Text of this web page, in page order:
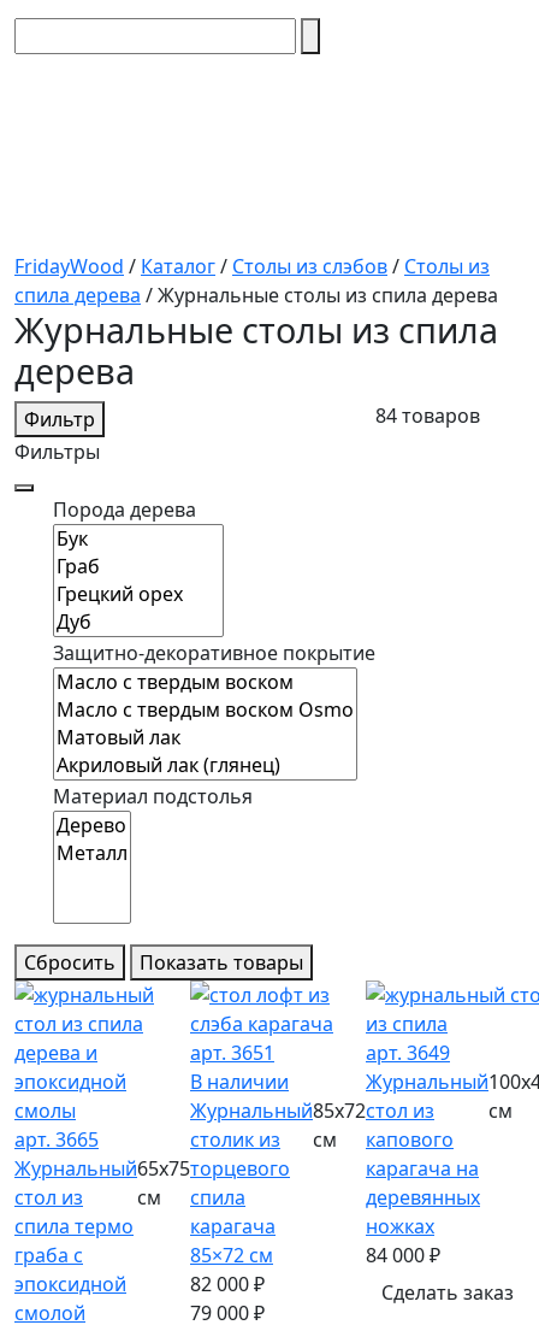
FridayWood / Каталог/ Столы из слэбов/ Столы из
спила дерева /Журнальные столы из спила дерева
Журнальные столы из спила
дерева
Фильтр
Фильтры
Порода дерева
Защитно-декоративное покрытие
Материал подстолья
Сбросить Показать товары
84 товаров
арт. 3665
Журнальный
стол из
спила термо
граба с
эпоксидной
смолой
65х75
см
арт. 3651
В наличии
Журнальный
столик из
торцевого
спила
карагача
85×72 см
85х72
см
82 000₽
79 000₽
арт. 3649
Журнальный
стол из
капового
карагача на
деревянных
ножках
см
84 000₽
Сделать заказ